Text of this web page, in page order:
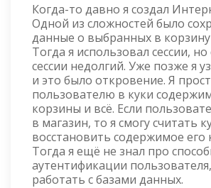
Когда-то давно я создал
Одной из сложностей было
данные о выбранных в корзину
Тогда я использовал сессии,
сессии недолгий. Уже позже я
и это было откровение. Я
пользователю в куки
корзины и всё. Если
в магазин, то я смогу считать
восстановить содержимое его
Тогда я ещё не знал про
аутентификации
работать с базами данных.